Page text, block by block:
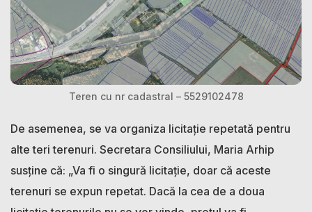
Teren cu nr cadastral – 5529102478
De asemenea, se va organiza licitație repetată pentru
alte teri terenuri. Secretara Consiliului, Maria Arhip
susține că: „Va fi o singură licitație, doar că aceste
terenuri se expun repetat. Dacă la cea de a doua